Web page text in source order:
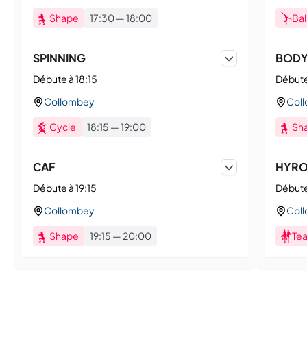
Shape 17:30—18:00
SPINNING
Débute à 18:15
Collombey
Cycle 18:15 —19:00
CAF
Débute à 19:15
Collombey
Shape 19:15 — 20:00